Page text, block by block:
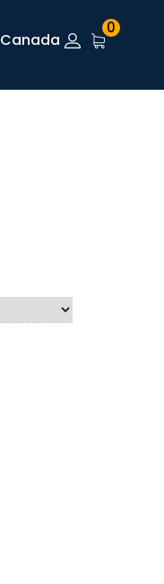
Canada
0